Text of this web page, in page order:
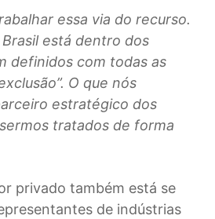
essa via do recurso.
está dentro dos
definidos com todas as
O que nós
estratégico dos
tratados de forma
privado também está se
de indústrias